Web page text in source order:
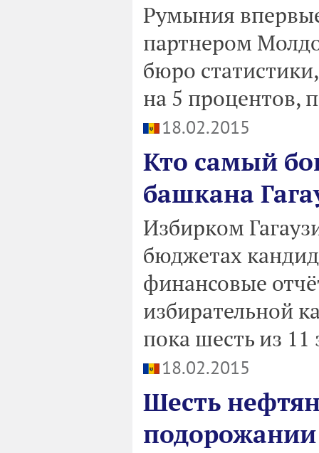
Румыния
партнером
бюро
на 5 процентов,
18.02.2015
Кто самый
башкана
Избирком
бюджетах
финансовые
избирательной
пока шесть из
18.02.2015
Шесть